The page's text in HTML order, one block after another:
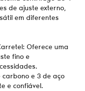
de ajuste externo,
em diferentes
Oferece uma
fino e
carbono e 3 de aço
e confiável.